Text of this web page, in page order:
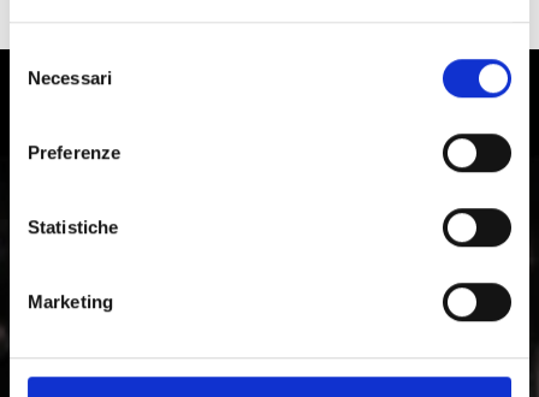
Selezione
delNecessari
Preferenze
Statistiche
Marketing
Sì
No
Vivere la storia e la cultura in Val
La regione culturale della Val Venosta, in Alto Adige, è
caratterizzata da usanze da vivere, tradizioni e
modernità: dalla Via romanica delle Alpi, fino
all'architettura contemporanea, l'arte, il teatro e la